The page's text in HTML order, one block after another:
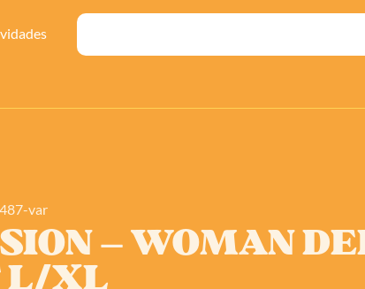
var
– WOMAN